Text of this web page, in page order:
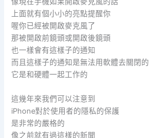
上面就有個小小的亮點提醒你
喔你已經被開啟麥克風了
那被開啟前鏡頭或開啟後鏡頭
也一樣會有這樣子的通知
而且這樣子的通知是無法用軟體去關閉的
它是和硬體一起工作的
這幾年來我們可以注意到
iPhone對於使用者的隱私的保護
是非常的嚴格的
像之前就有過這樣的新聞